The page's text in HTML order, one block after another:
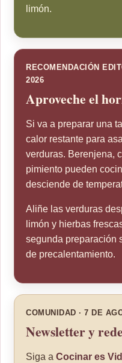
limón.
RECOMENDACIÓN
2026
Aproveche el
Si va a preparar una
calor restante para
verduras. Berenjena,
pimiento pueden
desciende de
Aliñe las verduras
limón y hierbas
segunda preparación
de precalentamiento.
COMUNIDAD · 7 DE
Newsletter y
Siga a Cocinar es